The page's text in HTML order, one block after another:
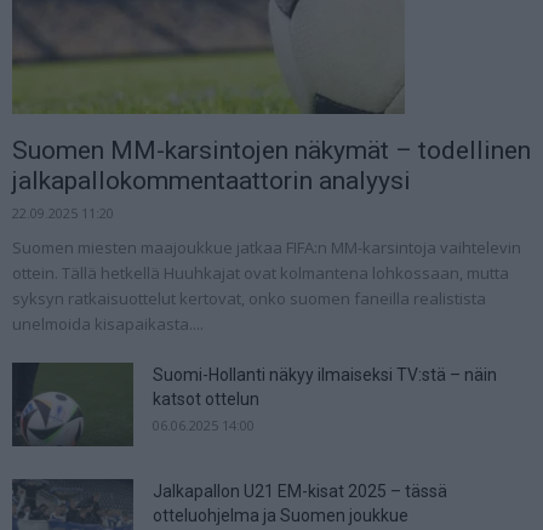
Suomen MM-karsintojen näkymät – todellinen
jalkapallokommentaattorin analyysi
22.09.2025 11:20
Suomen miesten maajoukkue jatkaa FIFA:n MM-karsintoja vaihtelevin
ottein. Tällä hetkellä Huuhkajat ovat kolmantena lohkossaan, mutta
syksyn ratkaisuottelut kertovat, onko suomen faneilla realistista
unelmoida kisapaikasta....
Suomi-Hollanti näkyy ilmaiseksi TV:stä – näin
katsot ottelun
06.06.2025 14:00
Jalkapallon U21 EM-kisat 2025 – tässä
otteluohjelma ja Suomen joukkue